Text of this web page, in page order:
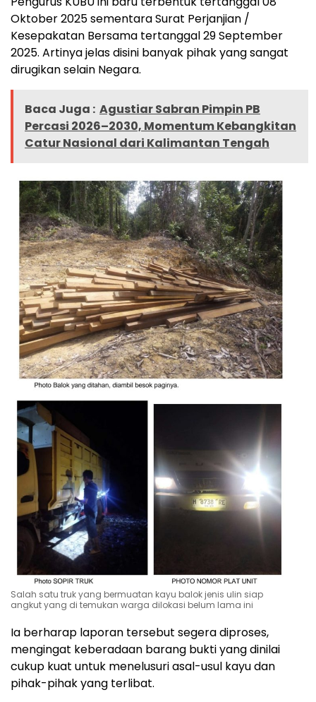
Oktober 2025 sementara Surat Perjanjian /
Kesepakatan Bersama tertanggal 29 September
2025. Artinya jelas disini banyak pihak yang sangat
dirugikan selain Negara.
Baca Juga : Agustiar Sabran Pimpin PB
Percasi 2026–2030, Momentum Kebangkitan
Catur Nasional dari Kalimantan Tengah
Salah satu truk yang bermuatan kayu balok jenis ulin siap
angkut yang di temukan warga dilokasi belum lama ini
Ia berharap laporan tersebut segera diproses,
mengingat keberadaan barang bukti yang dinilai
cukup kuat untuk menelusuri asal-usul kayu dan
pihak-pihak yang terlibat.